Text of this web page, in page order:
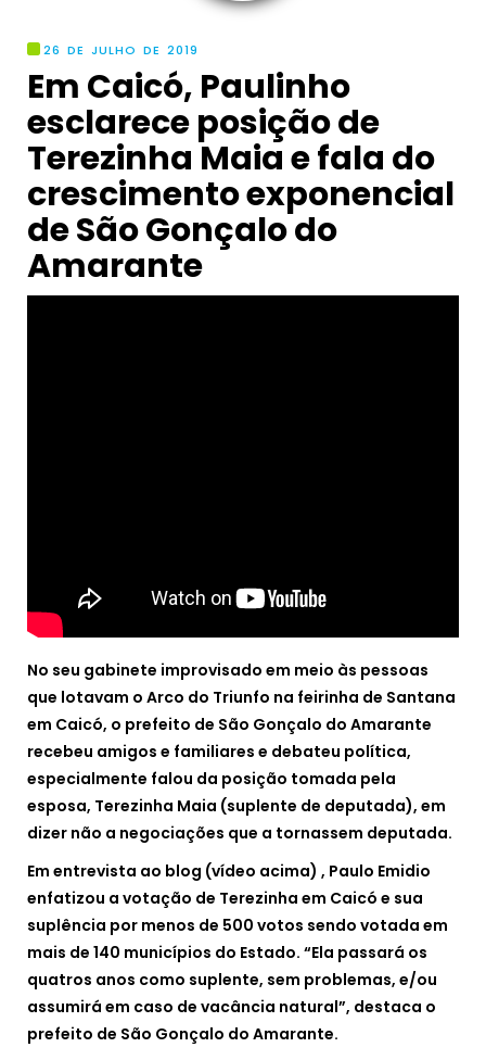
26 DE JULHO DE 2019
Em Caicó, Paulinho
esclarece posição de
Terezinha Maia e fala do
crescimento exponencial
de São Gonçalo do
Amarante
No seu gabinete improvisado em meio às pessoas
que lotavam o Arco do Triunfo na feirinha de Santana
em Caicó, o prefeito de São Gonçalo do Amarante
recebeu amigos e familiares e debateu política,
especialmente falou da posição tomada pela
esposa, Terezinha Maia (suplente de deputada), em
dizer não a negociações que a tornassem deputada.
Em entrevista ao blog (vídeo acima) , Paulo Emidio
enfatizou a votação de Terezinha em Caicó e sua
suplência por menos de 500 votos sendo votada em
mais de 140 municípios do Estado. “Ela passará os
quatros anos como suplente, sem problemas, e/ou
assumirá em caso de vacância natural”, destaca o
prefeito de São Gonçalo do Amarante.